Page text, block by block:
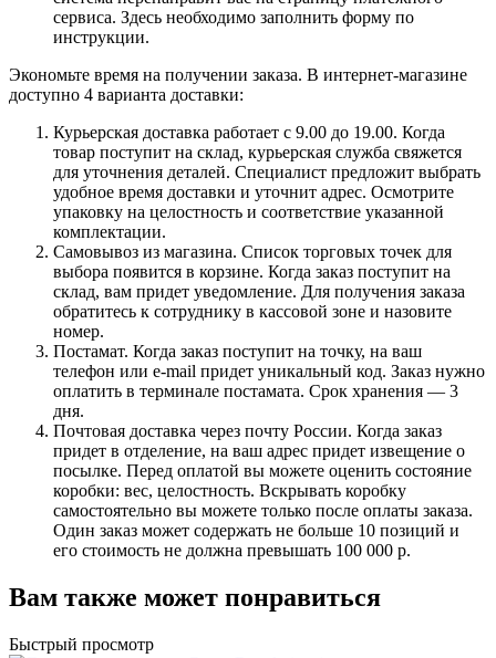
сервиса. Здесь необходимо заполнить форму по
инструкции.
Экономьте время на получении заказа. В интернет-магазине
доступно 4 варианта доставки:
Курьерская доставка работает с 9.00 до 19.00. Когда
товар поступит на склад, курьерская служба свяжется
для уточнения деталей. Специалист предложит выбрать
удобное время доставки и уточнит адрес. Осмотрите
упаковку на целостность и соответствие указанной
комплектации.
Самовывоз из магазина. Список торговых точек для
выбора появится в корзине. Когда заказ поступит на
склад, вам придет уведомление. Для получения заказа
обратитесь к сотруднику в кассовой зоне и назовите
номер.
Постамат. Когда заказ поступит на точку, на ваш
телефон или e-mail придет уникальный код. Заказ нужно
оплатить в терминале постамата. Срок хранения — 3
дня.
Почтовая доставка через почту России. Когда заказ
придет в отделение, на ваш адрес придет извещение о
посылке. Перед оплатой вы можете оценить состояние
коробки: вес, целостность. Вскрывать коробку
самостоятельно вы можете только после оплаты заказа.
Один заказ может содержать не больше 10 позиций и
его стоимость не должна превышать 100 000 р.
Вам также может понравиться
Быстрый просмотр